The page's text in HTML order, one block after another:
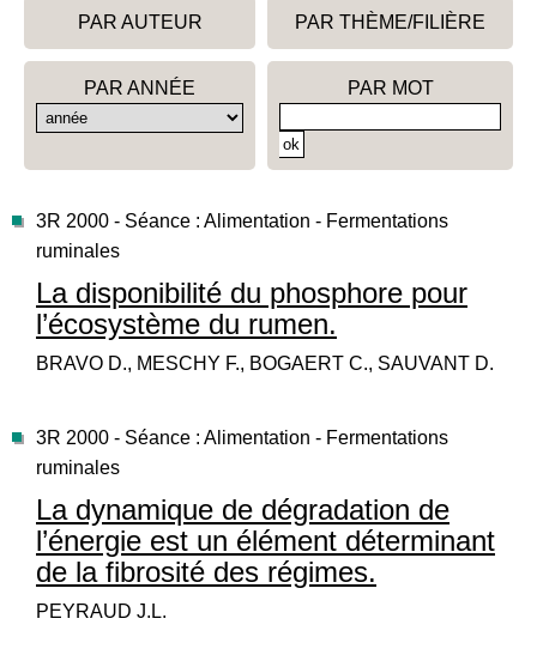
PAR AUTEUR PAR THÈME/FILIÈRE
PAR ANNÉE PAR MOT
3R 2000 - Séance : Alimentation - Fermentations
ruminales
La disponibilité du phosphore pour
l’écosystème du rumen.
BRAVO D., MESCHY F., BOGAERT C., SAUVANT D.
3R 2000 - Séance : Alimentation - Fermentations
ruminales
La dynamique de dégradation de
l’énergie est un élément déterminant
de la fibrosité des régimes.
PEYRAUD J.L.